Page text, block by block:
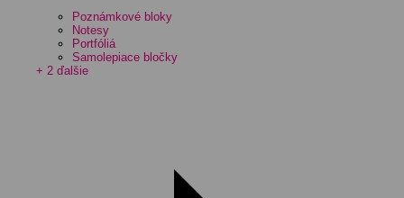
Poznámkové bloky
Notesy
Portfóliá
Samolepiace bločky
+ 2 ďalšie